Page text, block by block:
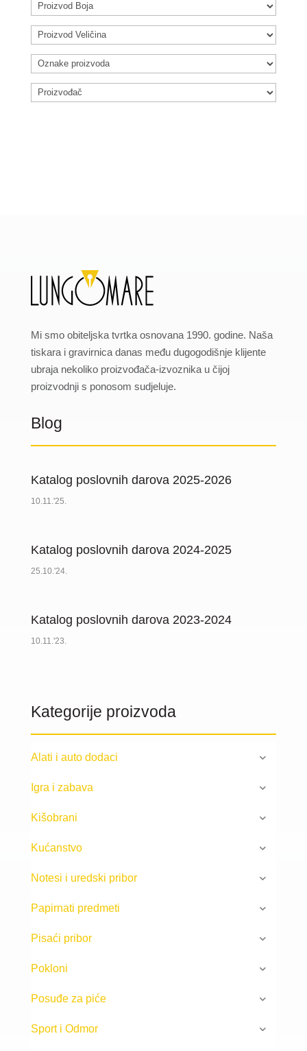
Mi smo obiteljska tvrtka osnovana 1990. godine. Naša
tiskara i gravirnica danas među dugogodišnje klijente
ubraja nekoliko proizvođača-izvoznika u čijoj
proizvodnji s ponosom sudjeluje.
Blog
Katalog poslovnih darova 2025-2026
10.11.'25.
Katalog poslovnih darova 2024-2025
25.10.'24.
Katalog poslovnih darova 2023-2024
10.11.'23.
Kategorije proizvoda
Alati i auto dodaci
Igra i zabava
Kišobrani
Kućanstvo
Notesi i uredski pribor
Papirnati predmeti
Pisaći pribor
Pokloni
Posuđe za piće
Sport i Odmor